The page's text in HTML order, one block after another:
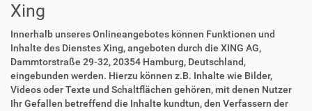
Xing
Innerhalb unseres Onlineangebotes können Funktionen und
Inhalte des Dienstes Xing, angeboten durch die XING AG,
Dammtorstraße 29-32, 20354 Hamburg, Deutschland,
eingebunden werden. Hierzu können z.B. Inhalte wie Bilder,
Videos oder Texte und Schaltflächen gehören, mit denen Nutzer
Ihr Gefallen betreffend die Inhalte kundtun, den Verfassern der